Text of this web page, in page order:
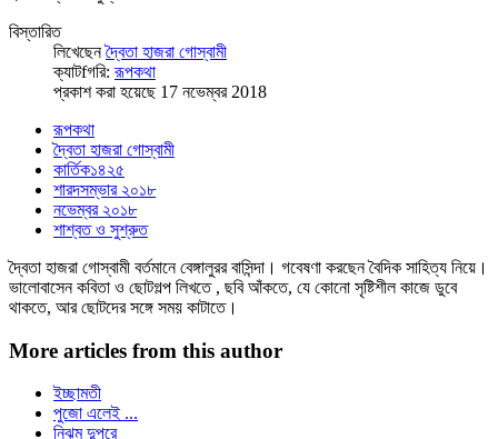
বিস্তারিত
লিখেছেনদ্বৈতা হাজরা গোস্বামী
ক্যাটfগরি:রূপকথা
প্রকাশ করা হয়েছে 17 নভেম্বর 2018
রূপকথা
দ্বৈতা হাজরা গোস্বামী
কার্তিক১৪২৫
শারদসম্ভার ২০১৮
নভেম্বর ২০১৮
শাশ্বত ও সুশ্রুত
দ্বৈতা হাজরা গোস্বামী বর্তমানে বেঙ্গালুরর বাসিন্দা। গবেষণা করছেন বৈদিক সাহিত্য নিয়ে।
ভালোবাসেন কবিতা ও ছোটগল্প লিখতে , ছবি আঁকতে, যে কোনো সৃষ্টিশীল কাজে ডুবে
থাকতে, আর ছোটদের সঙ্গে সময় কাটাতে।
More articles from this author
ইচ্ছামতী
পুজো এলেই ...
নিঝুম দুপুরে